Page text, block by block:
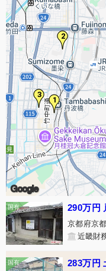
1
2
3
Google
290万円
京都府京
近畿財
283万円